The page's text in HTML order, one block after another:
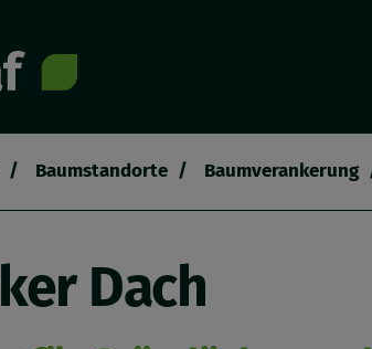
Baumstandorte Baumverankerung
Dach